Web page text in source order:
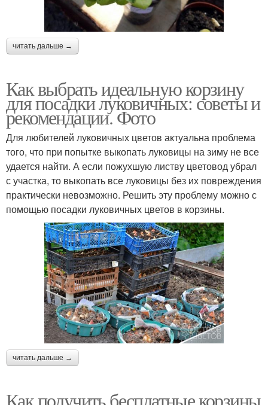
читать дальше →
Как выбрать идеальную корзину
для посадки луковичных: советы и
рекомендации. Фото
Для любителей луковичных цветов актуальна проблема
того, что при попытке выкопать луковицы на зиму не все
удается найти. А если пожухшую листву цветовод убрал
с участка, то выкопать все луковицы без их повреждения
практически невозможно. Решить эту проблему можно с
помощью посадки луковичных цветов в корзины.
читать дальше →
Как получить бесплатные корзины